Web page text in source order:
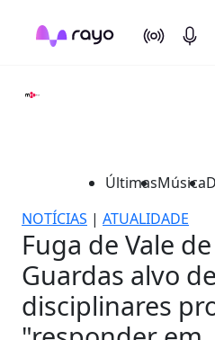
On Air
ÚltimasMúsica
NOTÍCIAS | ATUALIDADE
Fuga de Vale
Guardas alvo
disciplinares